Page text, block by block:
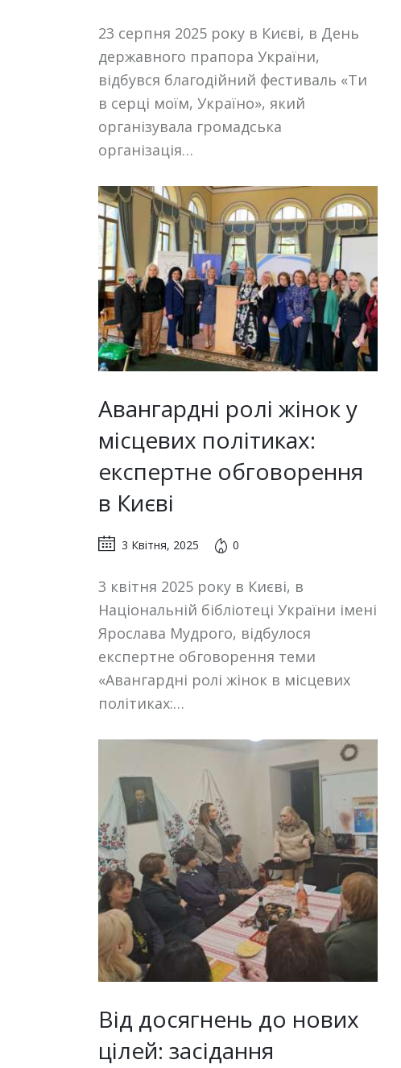
23 серпня 2025 року в Києві, в День
державного прапора України,
відбувся благодійний фестиваль «Ти
в серці моїм, Україно», який
організувала громадська
організація…
Авангардні ролі жінок у
місцевих політиках:
експертне обговорення
в Києві
3 Квітня, 2025 0
3 квітня 2025 року в Києві, в
Національній бібліотеці України імені
Ярослава Мудрого, відбулося
експертне обговорення теми
«Авангардні ролі жінок в місцевих
політиках:…
Від досягнень до нових
цілей: засідання